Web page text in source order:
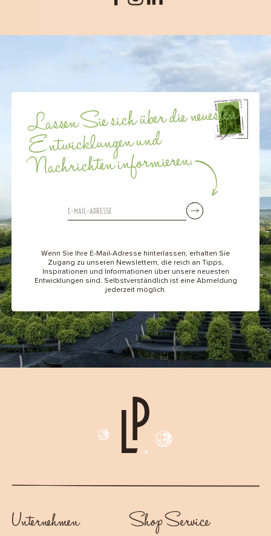
Lassen Sie sich über die neuesten
Entwicklungen und
Nachrichten informieren.
Wenn Sie Ihre E-Mail-Adresse hinterlassen, erhalten Sie
Zugang zu unseren Newslettern, die reich an Tipps,
Inspirationen und Informationen über unsere neuesten
Entwicklungen sind. Selbstverständlich ist eine Abmeldung
jederzeit möglich.
Unternehmen Shop Service